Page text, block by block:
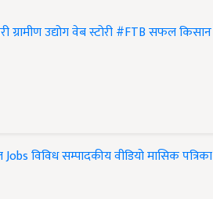
ग्रामीण उद्योगवेब स्टोरी#FTBसफल किसान
Jobsविविधसम्पादकीयवीडियोमासिक पत्रिका